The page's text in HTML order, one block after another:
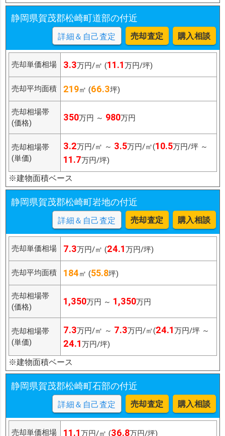
静岡県賀茂郡松崎町道部の付近
詳細＆自己査定 売却査定 購入相談
売却単価相場 3.3万円/㎡ (11.1万円/坪)
売却平均面積 219㎡ (66.3坪)
売却相場帯
(価格)
350万円 ～ 980万円
売却相場帯
(単価)
3.2万円/㎡ ～ 3.5万円/㎡(10.5万円/坪 ～
11.7万円/坪)
※建物面積ベース
静岡県賀茂郡松崎町岩地の付近
詳細＆自己査定 売却査定 購入相談
売却単価相場 7.3万円/㎡ (24.1万円/坪)
売却平均面積 184㎡ (55.8坪)
売却相場帯
(価格)
1,350万円 ～ 1,350万円
売却相場帯
(単価)
7.3万円/㎡ ～ 7.3万円/㎡(24.1万円/坪 ～
24.1万円/坪)
※建物面積ベース
静岡県賀茂郡松崎町石部の付近
詳細＆自己査定 売却査定 購入相談
売却単価相場 11.1万円/㎡ (36.8万円/坪)